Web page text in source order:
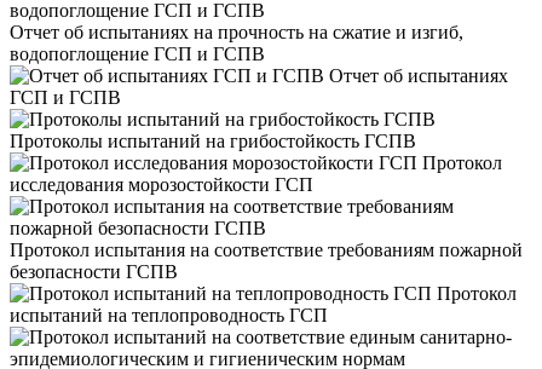
Отчет об испытаниях на прочность на сжатие и изгиб,
водопоглощение ГСП и ГСПВ
Отчет об испытаниях
ГСП и ГСПВ
Протоколы испытаний на грибостойкость ГСПВ
Протокол
исследования морозостойкости ГСП
Протокол испытания на соответствие требованиям пожарной
безопасности ГСПВ
Протокол
испытаний на теплопроводность ГСП